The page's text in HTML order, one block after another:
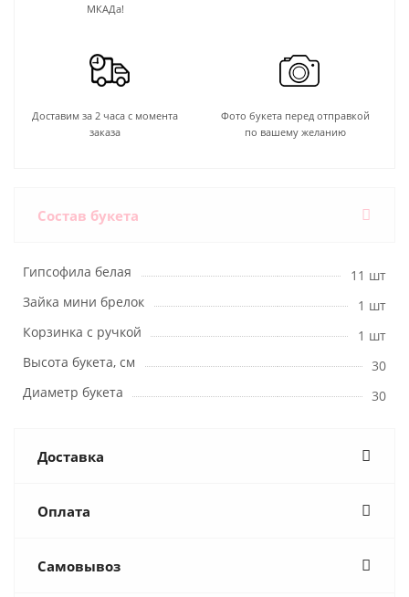
МКАДа!
Доставим за 2 часа с момента
заказа
Фото букета перед отправкой
по вашему желанию
Состав букета
Гипсофила белая
11 шт
Зайка мини брелок
1 шт
Корзинка с ручкой
1 шт
Высота букета, см
30
Диаметр букета
30
Доставка
Оплата
Самовывоз